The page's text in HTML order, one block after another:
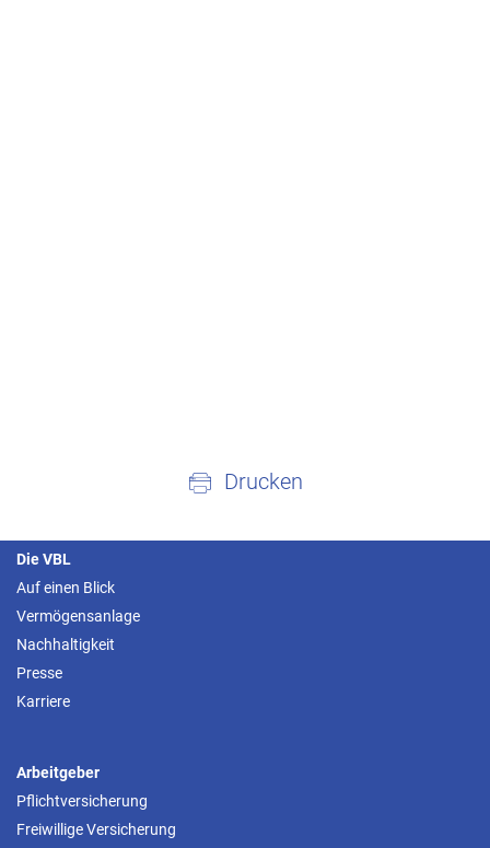
Drucken
Die VBL
Auf einen Blick
Vermögensanlage
Nachhaltigkeit
Presse
Karriere
Arbeitgeber
Pflichtversicherung
Freiwillige Versicherung